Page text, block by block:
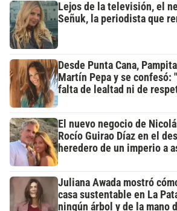
Lejos de la televisión, el
Señuk, la periodista que
Desde Punta Cana,
Martín Pepa y se confesó:
falta de lealtad ni de
El nuevo negocio de
Rocío Guirao Díaz en el
heredero de un imperio a
Juliana Awada mostró
casa sustentable en La
ningún árbol y de la mano